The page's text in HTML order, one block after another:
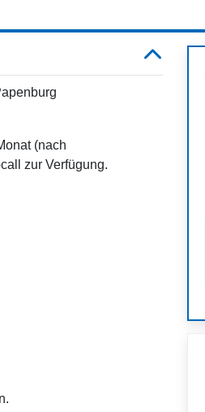
(nach
zur Verfügung.